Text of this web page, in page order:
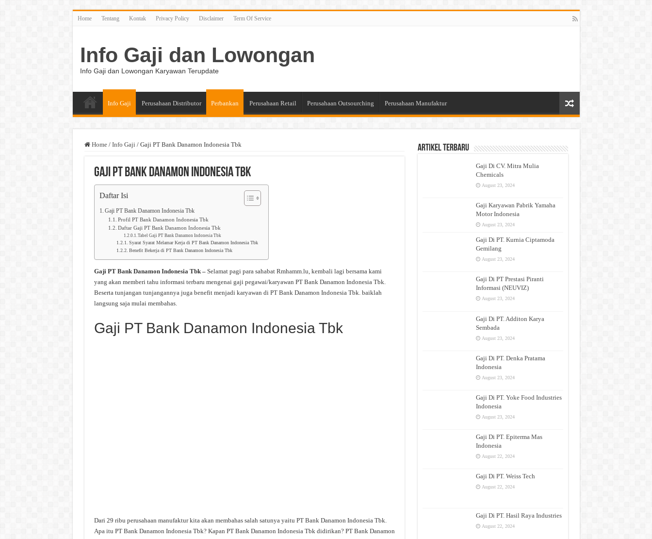
Home Tentang Kontak Privacy Policy Disclaimer Term Of Service
Info Gaji dan Lowongan
Info Gaji dan Lowongan Karyawan Terupdate
Info Gaji Perusahaan Distributor Perbankan Perusahaan Retail Perusahaan Outsourching Perusahaan Manufaktur
Home / Info Gaji / Gaji PT Bank Danamon Indonesia Tbk
Gaji PT Bank Danamon Indonesia Tbk
Daftar Isi
Gaji PT Bank Danamon Indonesia Tbk
Profil PT Bank Danamon Indonesia Tbk
Daftar Gaji PT Bank Danamon Indonesia Tbk
Tabel Gaji PT Bank Danamon Indonesia Tbk
Syarat Syarat Melamar Kerja di PT Bank Danamon Indonesia Tbk
Benefit Bekerja di PT Bank Danamon Indonesia Tbk
Gaji PT Bank Danamon Indonesia Tbk – Selamat pagi para sahabat Rmhamm.lu, kembali lagi bersama kami
yang akan memberi tahu informasi terbaru mengenai gaji pegawai/karyawan PT Bank Danamon Indonesia Tbk.
Beserta tunjangan tunjangannya juga benefit menjadi karyawan di PT Bank Danamon Indonesia Tbk. baiklah
langsung saja mulai membahas.
Gaji PT Bank Danamon Indonesia Tbk
Dari 29 ribu perusahaan manufaktur kita akan membahas salah satunya yaitu PT Bank Danamon Indonesia Tbk.
Apa itu PT Bank Danamon Indonesia Tbk? Kapan PT Bank Danamon Indonesia Tbk didirikan? PT Bank Danamon
Artikel Terbaru
Gaji Di CV. Mitra Mulia
Chemicals
August 23, 2024
Gaji Karyawan Pabrik Yamaha
Motor Indonesia
August 23, 2024
Gaji Di PT. Kurnia Ciptamoda
Gemilang
August 23, 2024
Gaji Di PT Prestasi Piranti
Informasi (NEUVIZ)
August 23, 2024
Gaji Di PT. Additon Karya
Sembada
August 23, 2024
Gaji Di PT. Denka Pratama
Indonesia
August 23, 2024
Gaji Di PT. Yoke Food Industries
Indonesia
August 23, 2024
Gaji Di PT. Epiterma Mas
Indonesia
August 22, 2024
Gaji Di PT. Weiss Tech
August 22, 2024
Gaji Di PT. Hasil Raya Industries
August 22, 2024